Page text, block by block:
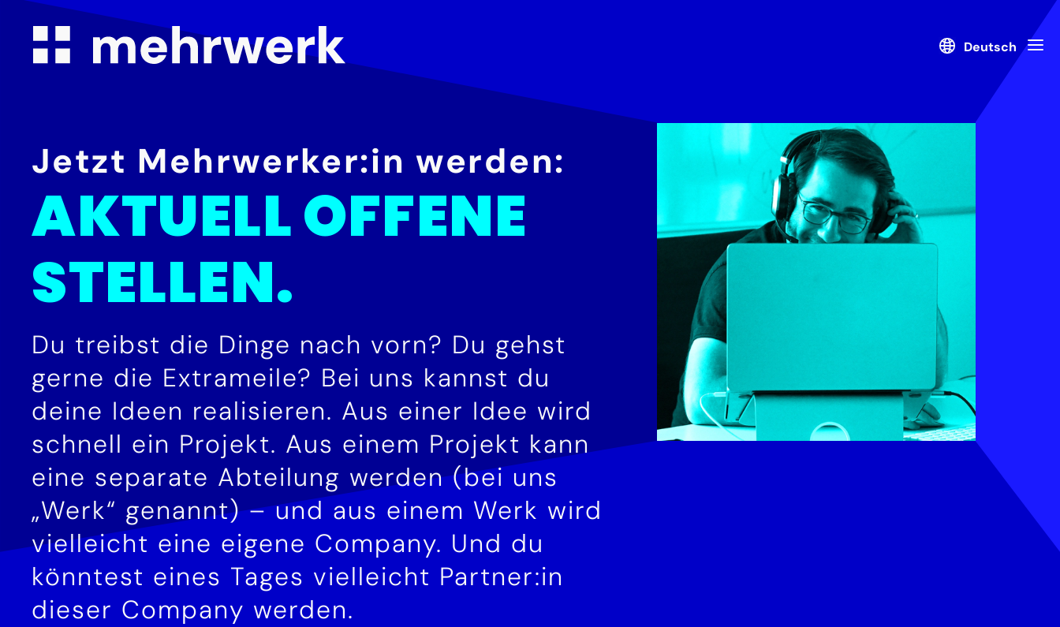
Deutsch
Jetzt Mehrwerker:in werden:
AKTUELL OFFENE
STELLEN.
Du treibst die Dinge nach vorn? Du gehst
gerne die Extrameile? Bei uns kannst du
deine Ideen realisieren. Aus einer Idee wird
schnell ein Projekt. Aus einem Projekt kann
eine separate Abteilung werden (bei uns
„Werk“ genannt) – und aus einem Werk wird
vielleicht eine eigene Company. Und du
könntest eines Tages vielleicht Partner:in
dieser Company werden.